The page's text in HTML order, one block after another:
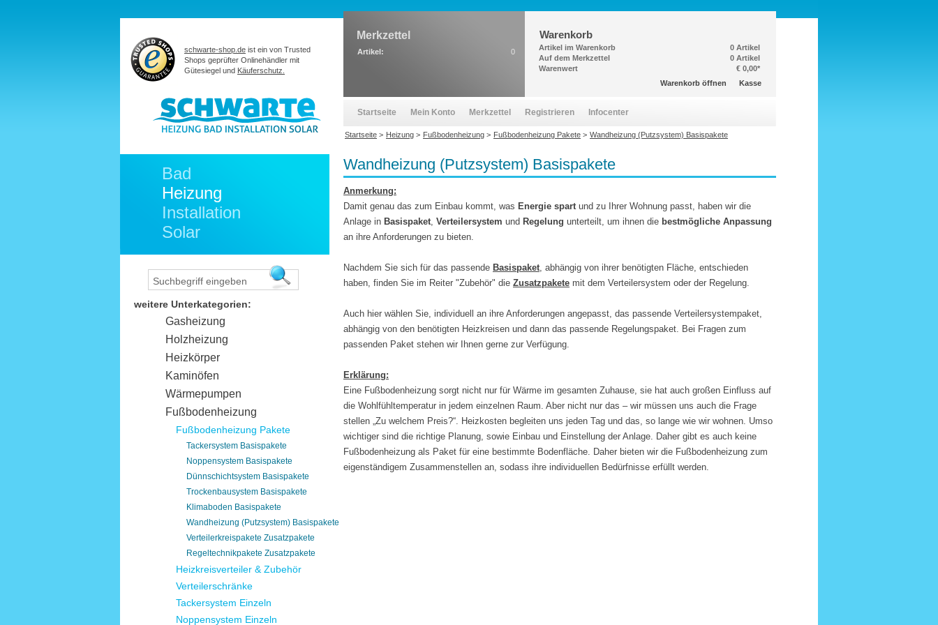
Wandheizung (Putzsystem) Basispakete
Anmerkung:
Damit genau das zum Einbau kommt, was Energie spartund zu Ihrer Wohnung passt, haben wir die
Anlage in Basispaket, Verteilersystem und Regelung unterteilt, um ihnen die bestmögliche Anpassung
an ihre Anforderungen zu bieten.
Nachdem Sie sich für das passende Basispaket, abhängig von ihrer benötigten Fläche, entschieden
haben, finden Sie im Reiter "Zubehör" die Zusatzpakete mit dem Verteilersystem oder der Regelung.
Auch hier wählen Sie, individuell an ihre Anforderungen angepasst, das passende Verteilersystempaket,
abhängig von den benötigten Heizkreisen und dann das passende Regelungspaket. Bei Fragen zum
passenden Paket stehen wir Ihnen gerne zur Verfügung.
Erklärung:
Eine Fußbodenheizung sorgt nicht nur für Wärme im gesamten Zuhause, sie hat auch großen Einfluss auf
die Wohlfühltemperatur in jedem einzelnen Raum. Aber nicht nur das – wir müssen uns auch die Frage
stellen „Zu welchem Preis?“. Heizkosten begleiten uns jeden Tag und das, so lange wie wir wohnen. Umso
wichtiger sind die richtige Planung, sowie Einbau und Einstellung der Anlage. Daher gibt es auch keine
Fußbodenheizung als Paket für eine bestimmte Bodenfläche. Daher bieten wir die Fußbodenheizung zum
eigenständigem Zusammenstellen an, sodass ihre individuellen Bedürfnisse erfüllt werden.
Bad
Heizung
Installation
Solar
weitere Unterkategorien:
Gasheizung
Holzheizung
Heizkörper
Kaminöfen
Wärmepumpen
Fußbodenheizung
Fußbodenheizung Pakete
Tackersystem Basispakete
Noppensystem Basispakete
Dünnschichtsystem Basispakete
Trockenbausystem Basispakete
Klimaboden Basispakete
Wandheizung (Putzsystem) Basispakete
Verteilerkreispakete Zusatzpakete
Regeltechnikpakete Zusatzpakete
Heizkreisverteiler & Zubehör
Verteilerschränke
Tackersystem Einzeln
Noppensystem Einzeln
schwarte-shop.de ist ein von Trusted
Shops geprüfter Onlinehändler mit
Gütesiegel und Käuferschutz.
Merkzettel
Artikel: 0
Warenkorb
Artikel im Warenkorb
0 Artikel
Auf dem Merkzettel
0 Artikel
Warenwert
€ 0,00*
Warenkorb öffnen
Kasse
Startseite Mein Konto Merkzettel Registrieren Infocenter
Startseite > Heizung > Fußbodenheizung > Fußbodenheizung Pakete > Wandheizung (Putzsystem) Basispakete